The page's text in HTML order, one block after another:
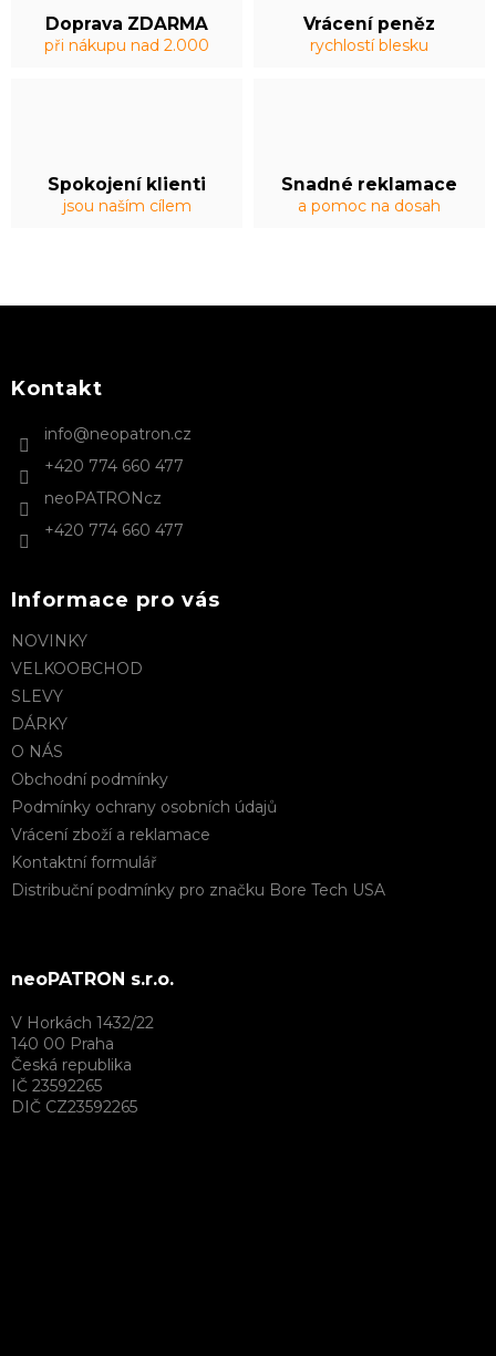
Doprava ZDARMA
při nákupu nad 2.000
Vrácení peněz
rychlostí blesku
Spokojení klienti
jsou naším cílem
Snadné reklamace
a pomoc na dosah
aKontakt
info@neopatron.cz
+420 774 660 477
neoPATRONcz
+420 774 660 477
Informace pro vás
NOVINKY
VELKOOBCHOD
SLEVY
DÁRKY
O NÁS
Obchodní podmínky
Podmínky ochrany osobních údajů
Vrácení zboží a reklamace
Kontaktní formulář
Distribuční podmínky pro značku Bore Tech USA
neoPATRON s.r.o.
V Horkách 1432/22
140 00 Praha
Česká republika
IČ 23592265
DIČ CZ23592265